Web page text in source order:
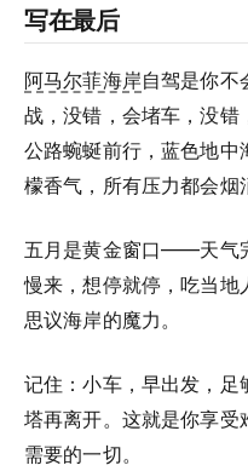
写在最后
阿马尔菲海岸自驾是你不
战，没错，会堵车，没错
公路蜿蜒前行，蓝色地
檬香气，所有压力都会烟
五月是黄金窗口——天气
慢来，想停就停，吃当
思议海岸的魔力。
记住：小车，早出发，
塔再离开。这就是你享受
需要的一切。